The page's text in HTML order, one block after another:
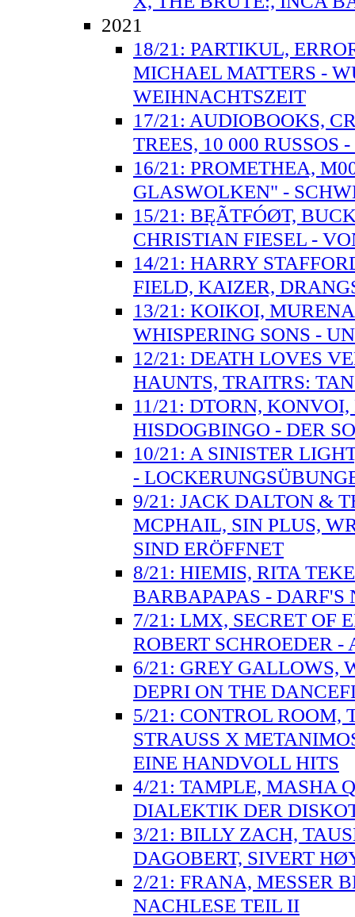
2021
18/21: PARTIKUL,
MICHAEL MATTERS -
WEIHNACHTSZEIT
17/21: AUDIOBOOKS,
TREES, 10 000 RUSSOS
16/21: PROMETHEA,
GLASWOLKEN" -
15/21: BĘÃTFÓØT,
CHRISTIAN FIESEL -
14/21: HARRY
FIELD, KAIZER,
13/21: KOIKOI,
WHISPERING SONS -
12/21: DEATH LOVES
HAUNTS, TRAITRS:
11/21: DTORN,
HISDOGBINGO - DER
10/21: A SINISTER
-
9/21: JACK DALTON &
MCPHAIL, SIN PLUS,
SIND ERÖFFNET
8/21: HIEMIS, RITA
BARBAPAPAS - DARF'S
7/21: LMX, SECRET OF
ROBERT SCHROEDER
6/21: GREY GALLOWS,
DEPRI ON THE
5/21: CONTROL ROOM,
STRAUSS X
EINE HANDVOLL HITS
4/21: TAMPLE, MASHA
DIALEKTIK DER
3/21: BILLY ZACH,
DAGOBERT, SIVERT
2/21: FRANA, MESSER
NACHLESE TEIL II